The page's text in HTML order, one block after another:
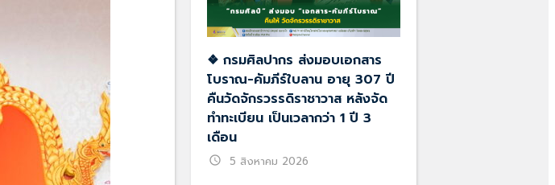
❖ กรมศิลปากร ส่งมอบเอกสาร
โบราณ-คัมภีร์ใบลาน อายุ 307 ปี
คืนวัดจักรวรรดิราชาวาส หลังจัด
ทำทะเบียน เป็นเวลากว่า 1 ปี 3
เดือน
schedule 5 สิงหาคม 2026